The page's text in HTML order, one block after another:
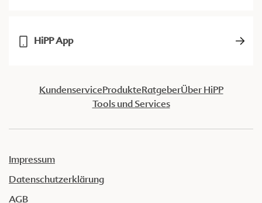
HiPP App
KundenserviceProdukteRatgeberÜber HiPP
Tools und Services
Impressum
Datenschutzerklärung
AGB